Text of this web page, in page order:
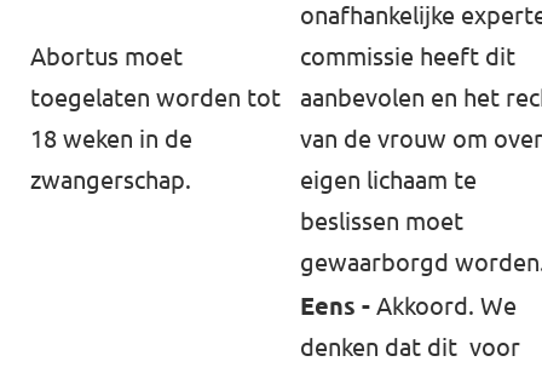
Abortus moet
toegelaten worden tot
18 weken in de
zwangerschap.
onafhankelijke
commissie heeft dit
aanbevolen en het
van de vrouw om over
eigen lichaam te
beslissen moet
gewaarborgd
Eens - Akkoord. We
denken dat dit voor